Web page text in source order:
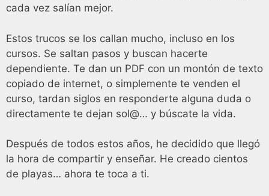
cada vez salían mejor.
Estos trucos se los callan mucho, incluso en los
cursos. Se saltan pasos y buscan hacerte
dependiente. Te dan un PDF con un montón de texto
copiado de internet, o simplemente te venden el
curso, tardan siglos en responderte alguna duda o
directamente te dejan sol@… y búscate la vida.
Después de todos estos años, he decidido que llegó
la hora de compartir y enseñar. He creado cientos
de playas… ahora te toca a ti.